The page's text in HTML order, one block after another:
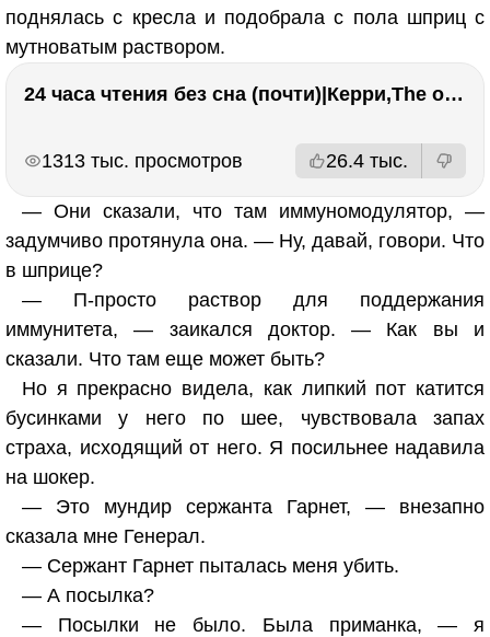
поднялась с кресла и подобрала с пола шприц с
мутноватым раствором.
24 часа чтения без сна (почти)|Керри,The one единственный, Адвокат дьявола
1313 тыс. просмотров 26.4 тыс.
— Они сказали, что там иммуномодулятор, —
задумчиво протянула она. — Ну, давай, говори. Что
в шприце?
— П-просто раствор для поддержания
иммунитета, — заикался доктор. — Как вы и
сказали. Что там еще может быть?
Но я прекрасно видела, как липкий пот катится
бусинками у него по шее, чувствовала запах
страха, исходящий от него. Я посильнее надавила
на шокер.
— Это мундир сержанта Гарнет, — внезапно
сказала мне Генерал.
— Сержант Гарнет пыталась меня убить.
— А посылка?
— Посылки не было. Была приманка, — я